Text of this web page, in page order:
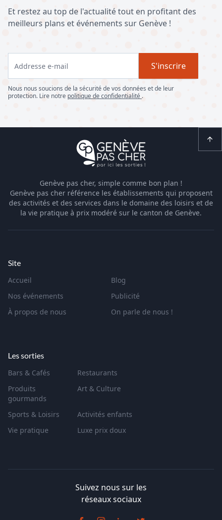
Et restez au top de l'actualité tout en profitant des
meilleurs plans et événements sur Genève !
S'inscrire
Nous nous soucions de la sécurité de vos données et de leur
protection. Lire notre politique de confidentialité .
Genève pas cher, simple comme bon plan !
Genève pas cher référence les établissements qui proposent
des activités et des services dans le domaine des loisirs et de
la vie pratique à prix modéré sur le canton de Genève.
Site
Accueil
Blog
Nos événements
Publicité
À propos de nous
On parle de nous !
Les sorties
Bars & Cafés
Restaurants
Produits
gourmands
Art & Culture
Sports & Loisirs
Activités enfants
Vie pratique
Luxe prix doux
Suivez nous sur les
réseaux sociaux